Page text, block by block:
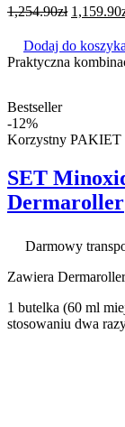
1,254.90zł 1,159.90
Dodaj do koszyka
Praktyczna
Bestseller
-12%
Korzystny PAKIET
SET
Dermaroller
Darmowy
Zawiera
1 butelka (60 ml
stosowaniu dwa